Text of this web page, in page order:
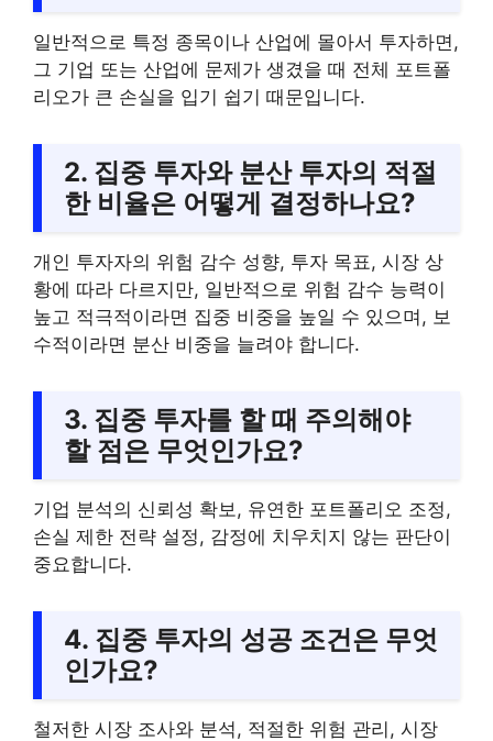
일반적으로 특정 종목이나 산업에 몰아서 투자하면,
그 기업 또는 산업에 문제가 생겼을 때 전체 포트폴
리오가 큰 손실을 입기 쉽기 때문입니다.
2. 집중 투자와 분산 투자의 적절
한 비율은 어떻게 결정하나요?
개인 투자자의 위험 감수 성향, 투자 목표, 시장 상
황에 따라 다르지만, 일반적으로 위험 감수 능력이
높고 적극적이라면 집중 비중을 높일 수 있으며, 보
수적이라면 분산 비중을 늘려야 합니다.
3. 집중 투자를 할 때 주의해야
할 점은 무엇인가요?
기업 분석의 신뢰성 확보, 유연한 포트폴리오 조정,
손실 제한 전략 설정, 감정에 치우치지 않는 판단이
중요합니다.
4. 집중 투자의 성공 조건은 무엇
인가요?
철저한 시장 조사와 분석, 적절한 위험 관리, 시장